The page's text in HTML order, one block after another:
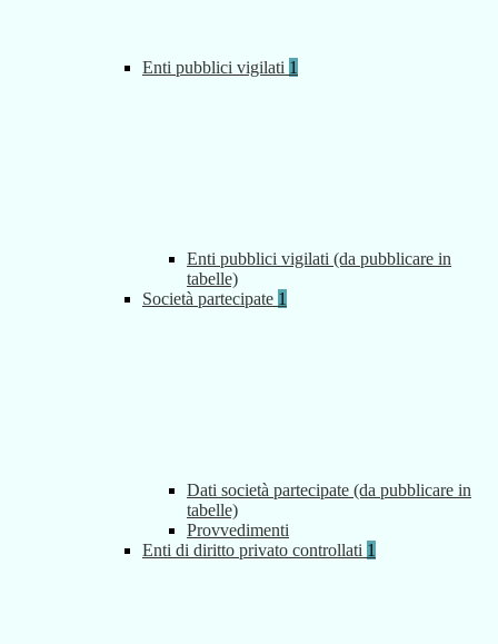
Enti pubblici vigilati 1
Enti pubblici vigilati (da pubblicare in
tabelle)
Società partecipate 1
Dati società partecipate (da pubblicare in
tabelle)
Provvedimenti
Enti di diritto privato controllati 1